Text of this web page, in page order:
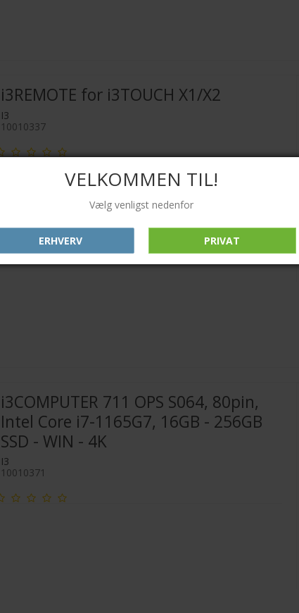
i3REMOTE for i3TOUCH X1/X2
I3
10010337
i3COMPUTER 711 OPS S064, 80pin,
Intel Core i7-1165G7, 16GB - 256GB
SSD - WIN - 4K
I3
10010371
VELKOMMEN TIL!
Vælg venligst nedenfor
ERHVERV PRIVAT